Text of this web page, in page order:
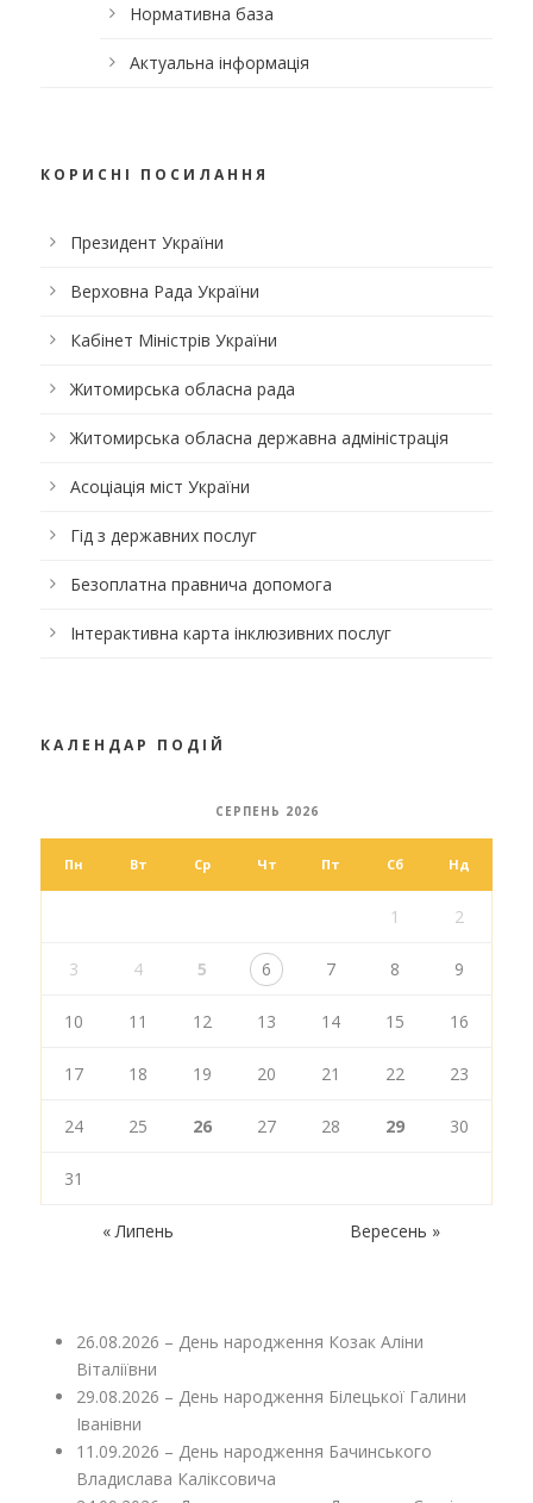
Нормативна база
Актуальна інформація
КОРИСНІ ПОСИЛАННЯ
Президент України
Верховна Рада України
Кабінет Міністрів України
Житомирська обласна рада
Житомирська обласна державна адміністрація
Асоціація міст України
Гід з державних послуг
Безоплатна правнича допомога
Інтерактивна карта інклюзивних послуг
КАЛЕНДАР ПОДІЙ
СЕРПЕНЬ 2026
Пн Вт Ср Чт Пт Сб Нд
1 2
3 4 5 6 7 8 9
10 11 12 13 14 15 16
17 18 19 20 21 22 23
24 25 26 27 28 29 30
31
« Липень Вересень »
26.08.2026 – День народження Козак Аліни
Віталіївни
29.08.2026 – День народження Білецької Галини
Іванівни
11.09.2026 – День народження Бачинського
Владислава Каліксовича